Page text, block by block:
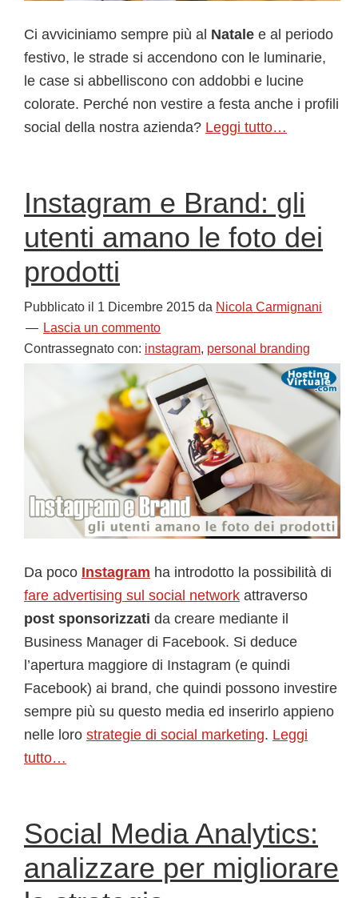
Ci avviciniamo sempre più al Natale e al periodo
festivo, le strade si accendono con le luminarie,
le case si abbelliscono con addobbi e lucine
colorate. Perché non vestire a festa anche i profili
social della nostra azienda? Leggi tutto…
Instagram e Brand: gli
utenti amano le foto dei
prodotti
Pubblicato il 1 Dicembre 2015 da Nicola Carmignani
Lascia un commento
Contrassegnato con: instagram, personal branding
Da poco Instagram ha introdotto la possibilità di
fare advertising sul social network attraverso
post sponsorizzati da creare mediante il
Business Manager di Facebook. Si deduce
l’apertura maggiore di Instagram (e quindi
Facebook) ai brand, che quindi possono investire
sempre più su questo media ed inserirlo appieno
nelle loro strategie di social marketing. Leggi
tutto…
Social Media Analytics:
analizzare per migliorare